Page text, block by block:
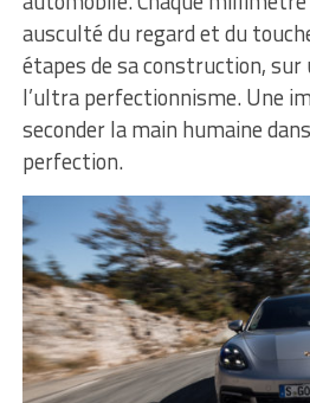
ausculté du regard et du
étapes de sa construction, sur
l’ultra perfectionnisme. Une
seconder la main humaine
perfection.